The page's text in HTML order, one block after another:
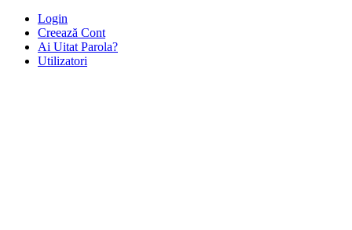
Login
Creează Cont
Ai Uitat Parola?
Utilizatori